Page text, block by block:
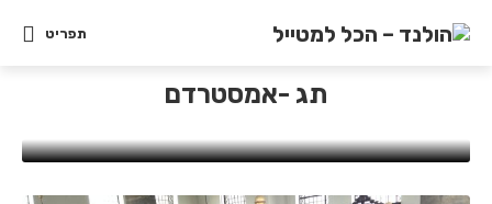
תפריט
תג -אמסטרדם
טיולים ערים ויעדים
העיר בלי לרוץ (מחירים 2026)